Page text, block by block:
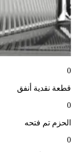
0
قطعة نقدية أنفق
0
الحزم تم فتحه
0